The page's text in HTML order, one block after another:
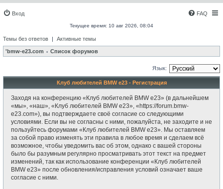
Вход FAQ
Текущее время: 10 авг 2026, 08:04
Темы без ответов | Активные темы
'bmw-e23.com Список форумов
Язык:
Клуб любителей BMW e23 - Регистрация
Заходя на конференцию «Клуб любителей BMW e23» (в дальнейшем
«мы», «наш», «Клуб любителей BMW e23», «https://forum.bmw-
e23.com»), вы подтверждаете своё согласие со следующими
условиями. Если вы не согласны с ними, пожалуйста, не заходите и не
пользуйтесь форумами «Клуб любителей BMW e23». Мы оставляем
за собой право изменять эти правила в любое время и сделаем всё
возможное, чтобы уведомить вас об этом, однако с вашей стороны
было бы разумным регулярно просматривать этот текст на предмет
изменений, так как использование конференции «Клуб любителей
BMW e23» после обновления/исправления условий означает ваше
согласие с ними.